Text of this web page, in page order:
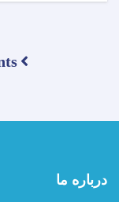
درباره ما